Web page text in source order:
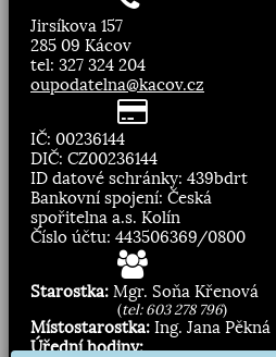
Jirsíkova 157
285 09 Kácov
tel: 327 324 204
oupodatelna@kacov.cz
IČ: 00236144
DIČ: CZ00236144
ID datové schránky: 439bdrt
Bankovní spojení: Česká
spořitelna a.s. Kolín
Číslo účtu: 443506369/0800
Starostka: Mgr. Soňa Křenová
(tel: 603 278 796)
Místostarostka: Ing. Jana Pěkná
Úřední hodiny: